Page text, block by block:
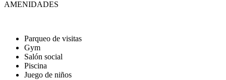
AMENIDADES
Parqueo de visitas
Gym
Salón social
Piscina
Juego de niños